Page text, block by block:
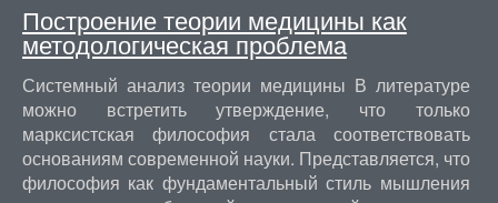
Построение теории медицины как
методологическая проблема
Системный анализ теории медицины В литературе
можно встретить утверждение, что только
марксистская философия стала соответствовать
основаниям современной науки. Представляется, что
философия как фундаментальный стиль мышления